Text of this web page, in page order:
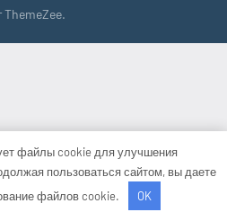
файлы cookie для улучшения
пользоваться сайтом, вы даете
файлов cookie.
OK